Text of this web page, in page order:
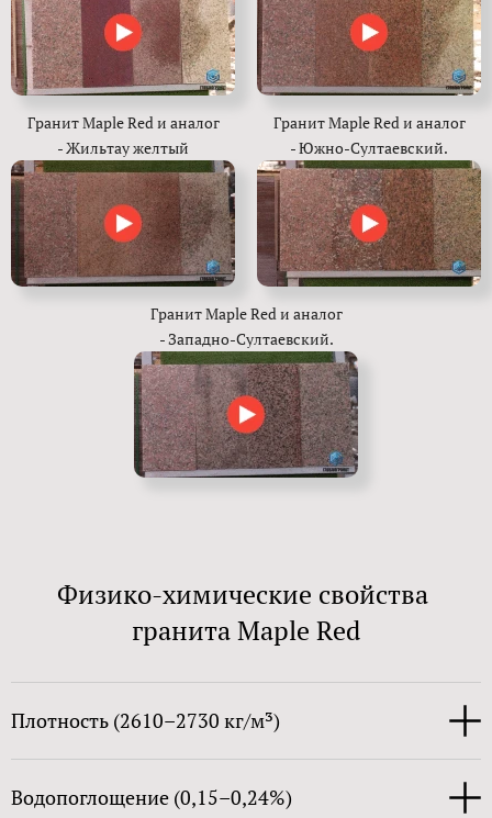
Гранит Maple Red и аналог
- Жильтау желтый
Гранит Maple Red и аналог
- Южно-Султаевский.
Гранит Maple Red и аналог
- Западно-Султаевский.
Физико-химические свойства
гранита Maple Red
Плотность (2610–2730 кг/м³)
Водопоглощение (0,15–0,24%)